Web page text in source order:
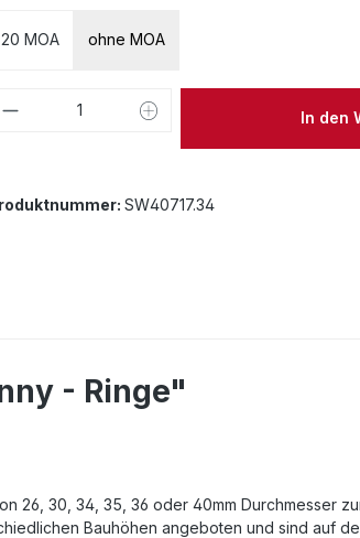
20 MOA ohne MOA
Produkt Anzahl: Gib denIn den
SW40717.34
- Ringe"
26, 30, 34, 35, 36 oder 40mm Durchmesser
Bauhöhen angeboten und sind auf